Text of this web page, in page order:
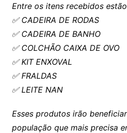
Entre os itens recebidos
✅ CADEIRA DE RODAS
✅ CADEIRA DE BANHO
✅ COLCHÃO CAIXA DE OVO
✅ KIT ENXOVAL
✅ FRALDAS
✅ LEITE NAN
Esses produtos irão
população que mais precisa